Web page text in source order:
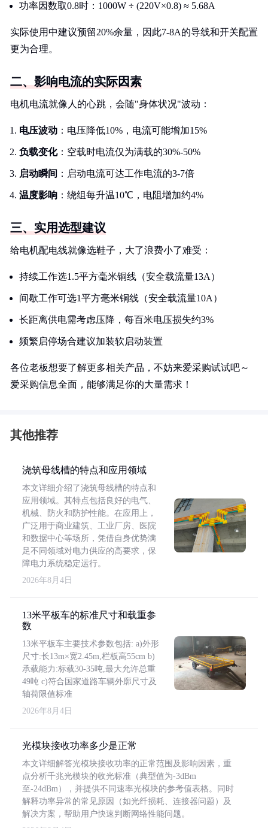
功率因数取0.8时：1000W ÷ (220V×0.8) ≈ 5.68A
实际使用中建议预留20%余量，因此7-8A的导线和开关配置
更为合理。
二、影响电流的实际因素
电机电流就像人的心跳，会随"身体状况"波动：
电压波动 ：电压降低10%，电流可能增加15%
负载变化：空载时电流仅为满载的30%-50%
启动瞬间 ：启动电流可达工作电流的3-7倍
温度影响 ：绕组每升温10℃，电阻增加约4%
三、实用选型建议
给电机配电线就像选鞋子，大了浪费小了难受：
持续工作选1.5平方毫米铜线（安全载流量13A）
间歇工作可选1平方毫米铜线（安全载流量10A）
长距离供电需考虑压降，每百米电压损失约3%
频繁启停场合建议加装软启动装置
各位老板想要了解更多相关产品，不妨来爱采购试试吧～
爱采购信息全面，能够满足你的大量需求！
其他推荐
浇筑母线槽的特点和应用领域
本文详细介绍了浇筑母线槽的特点和
应用领域。其特点包括良好的电气、
机械、防火和防护性能。在应用上，
广泛用于商业建筑、工业厂房、医院
和数据中心等场所，凭借自身优势满
足不同领域对电力供应的高要求，保
障电力系统稳定运行。
2026年8月4日
13米平板车的标准尺寸和载重参
数
13米平板车主要技术参数包括: a)外形
尺寸:长13m×宽2.45m,栏板高55cm b)
承载能力:标载30-35吨,最大允许总重
49吨 c)符合国家道路车辆外廓尺寸及
轴荷限值标准
2026年8月4日
光模块接收功率多少是正常
本文详细解答光模块接收功率的正常范围及影响因素，重
点分析千兆光模块的收光标准（典型值为-3dBm
至-24dBm），并提供不同速率光模块的参考值表格。同时
解释功率异常的常见原因（如光纤损耗、连接器问题）及
解决方案，帮助用户快速判断网络性能问题。